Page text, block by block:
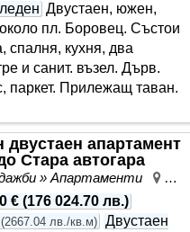
Двустаен, южен,
пл. Боровец. Състои
спалня, кухня, два
и санит. възел. Дърв.
паркет. Прилежащ таван.
двустаен апартамент
Стара автогара
» Апартаменти
€ (176 024.70 лв.)
(2667.04 лв./кв.м) Двустаен